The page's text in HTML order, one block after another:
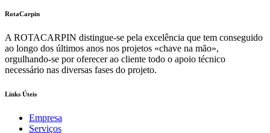
RotaCarpin
A ROTACARPIN distingue-se pela excelência que tem conseguido
ao longo dos últimos anos nos projetos «chave na mão»,
orgulhando-se por oferecer ao cliente todo o apoio técnico
necessário nas diversas fases do projeto.
Links Úteis
Empresa
Serviços